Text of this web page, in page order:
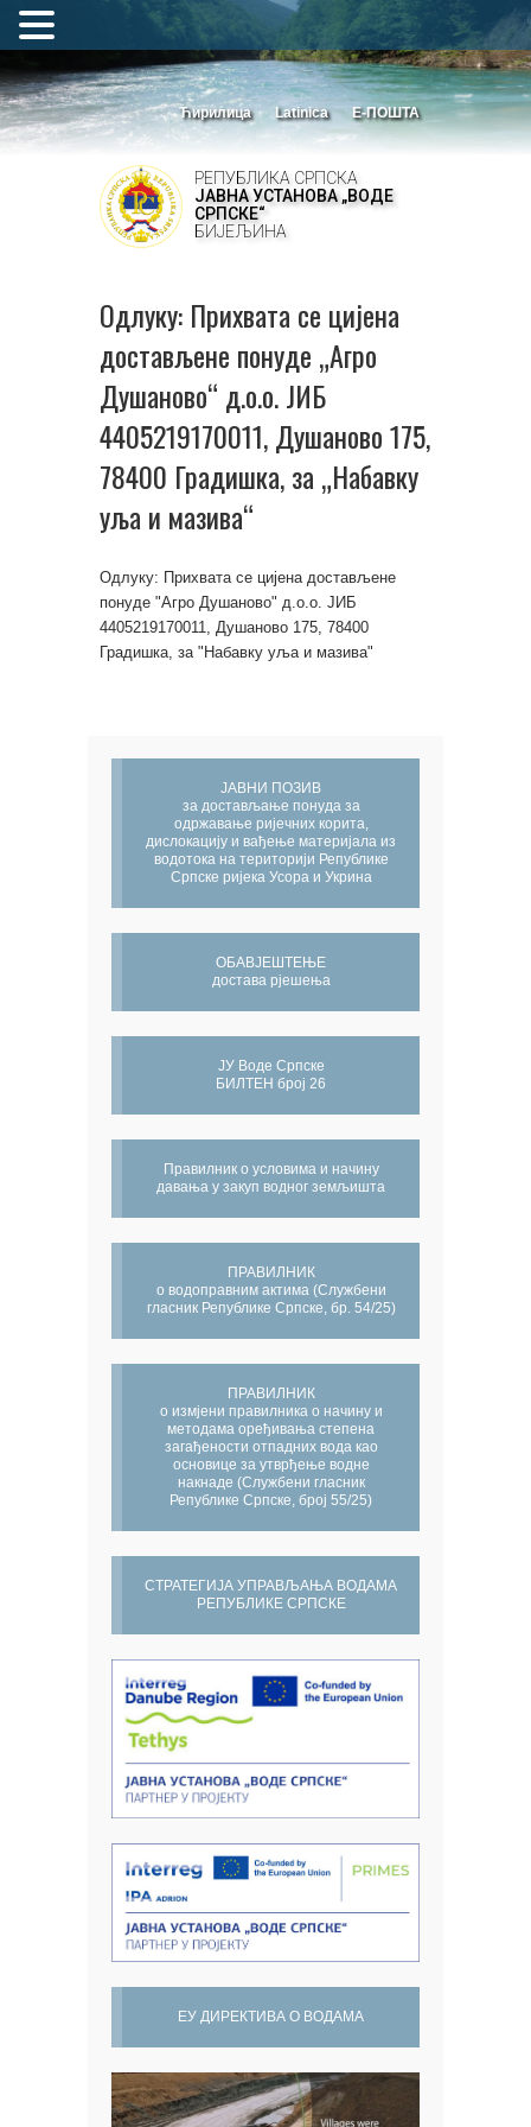
Ћирилица Latinica Е-ПОШТА
РЕПУБЛИКА СРПСКА
ЈАВНА УСТАНОВА „ВОДЕ
СРПСКЕ“
БИЈЕЉИНА
Одлуку: Прихвата се цијена
достављене понуде „Агро
Душаново“ д.о.о. ЈИБ
4405219170011, Душаново 175,
78400 Градишка, за „Набавку
уља и мазива“
Одлуку: Прихвата се цијена достављене
понуде "Агро Душаново" д.о.о. ЈИБ
4405219170011, Душаново 175, 78400
Градишка, за "Набавку уља и мазива"
ЈАВНИ ПОЗИВ
за достављање понуда за
одржавање ријечних корита,
дислокацију и вађење материјала из
водотока на територији Републике
Српске ријека Усора и Укрина
ОБАВЈЕШТЕЊЕ
достава рјешења
ЈУ Воде Српске
БИЛТЕН број 26
Правилник о условима и начину
давања у закуп водног земљишта
ПРАВИЛНИК
о водоправним актима (Службени
гласник Републике Српске, бр. 54/25)
ПРАВИЛНИК
о измјени правилника о начину и
методама оређивања степена
загађености отпадних вода као
основице за утврђење водне
накнаде (Службени гласник
Републике Српске, број 55/25)
СТРАТЕГИЈА УПРАВЉАЊА ВОДАМА
РЕПУБЛИКЕ СРПСКЕ
ЕУ ДИРЕКТИВА О ВОДАМА